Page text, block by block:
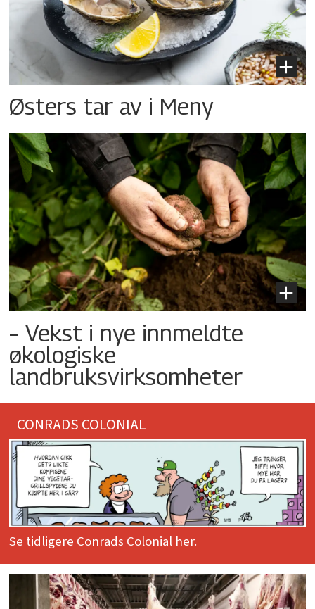
Østers tar av i Meny
– Vekst i nye innmeldte
økologiske
landbruksvirksomheter
CONRADS COLONIAL
Se tidligere Conrads Colonial her.